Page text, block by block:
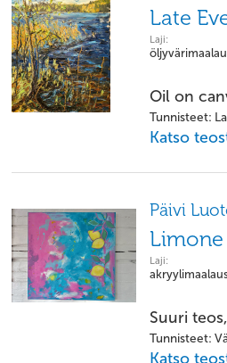
Late
Laji:
Oil on
Tunnisteet:
Katso
Päivi
Limone
Laji:
Suuri
Tunnisteet:
Katso